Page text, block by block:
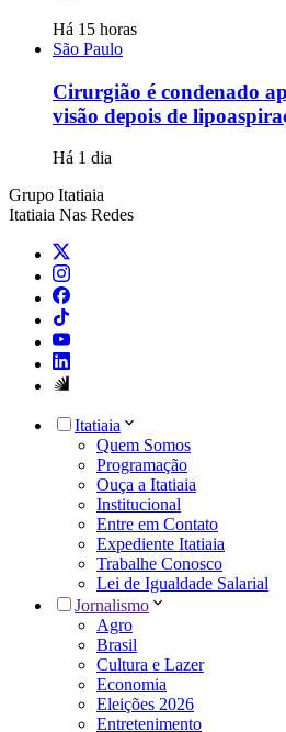
Há 15 horas
São Paulo
Cirurgião é condenado
visão depois de
Há 1 dia
Grupo Itatiaia
Itatiaia Nas Redes
Itatiaia
Quem Somos
Programação
Ouça a Itatiaia
Institucional
Entre em Contato
Expediente Itatiaia
Trabalhe Conosco
Lei de Igualdade Salarial
Jornalismo
Agro
Brasil
Cultura e Lazer
Economia
Eleições 2026
Entretenimento